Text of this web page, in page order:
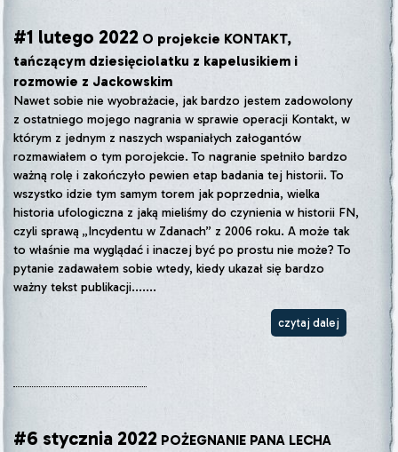
#1 lutego 2022 O projekcie KONTAKT,
tańczącym dziesięciolatku z kapelusikiem i
rozmowie z Jackowskim
Nawet sobie nie wyobrażacie, jak bardzo jestem zadowolony
z ostatniego mojego nagrania w sprawie operacji Kontakt, w
którym z jednym z naszych wspaniałych załogantów
rozmawiałem o tym porojekcie. To nagranie spełniło bardzo
ważną rolę i zakończyło pewien etap badania tej historii. To
wszystko idzie tym samym torem jak poprzednia, wielka
historia ufologiczna z jaką mieliśmy do czynienia w historii FN,
czyli sprawą „Incydentu w Zdanach” z 2006 roku. A może tak
to właśnie ma wyglądać i inaczej być po prostu nie może? To
pytanie zadawałem sobie wtedy, kiedy ukazał się bardzo
ważny tekst publikacji.......
czytaj dalej
#6 stycznia 2022 POŻEGNANIE PANA LECHA